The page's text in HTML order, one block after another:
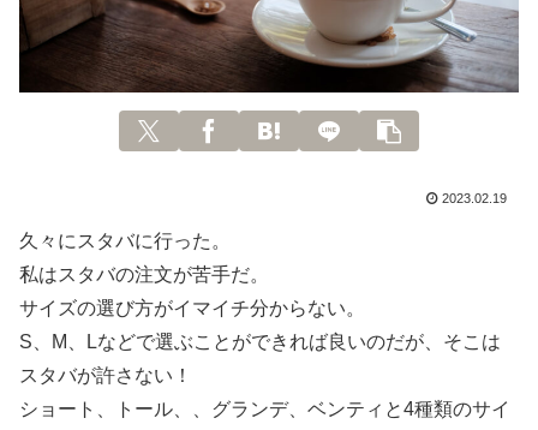
2023.02.19
久々にスタバに行った。
私はスタバの注文が苦手だ。
サイズの選び方がイマイチ分からない。
S、M、Lなどで選ぶことができれば良いのだが、そこは
スタバが許さない！
ショート、トール、、グランデ、ベンティと4種類のサイ